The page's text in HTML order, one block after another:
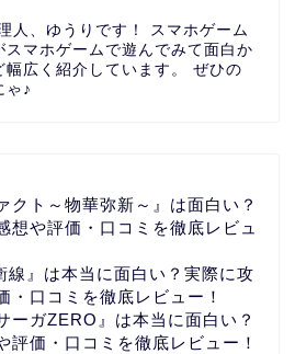
人、ゆうりです！ スマホゲーム
マホゲームで遊んでみて面白か
幅広く紹介しています。 ぜひの
ゃ♪
クト～物華弥新～』は面白い？
想や評価・口コミを徹底レビュ
線』は本当に面白い？実際に攻
・口コミを徹底レビュー！
ーガZERO』は本当に面白い？
評価・口コミを徹底レビュー！